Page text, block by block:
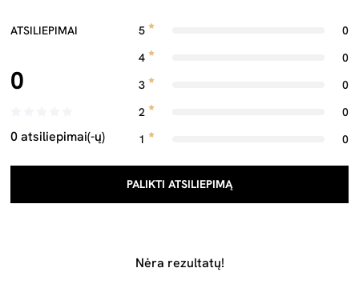
ATSILIEPIMAI
0
0 atsiliepimai(-ų)
5
0
4
0
3
0
2
0
1
0
PALIKTI ATSILIEPIMĄ
Nėra rezultatų!